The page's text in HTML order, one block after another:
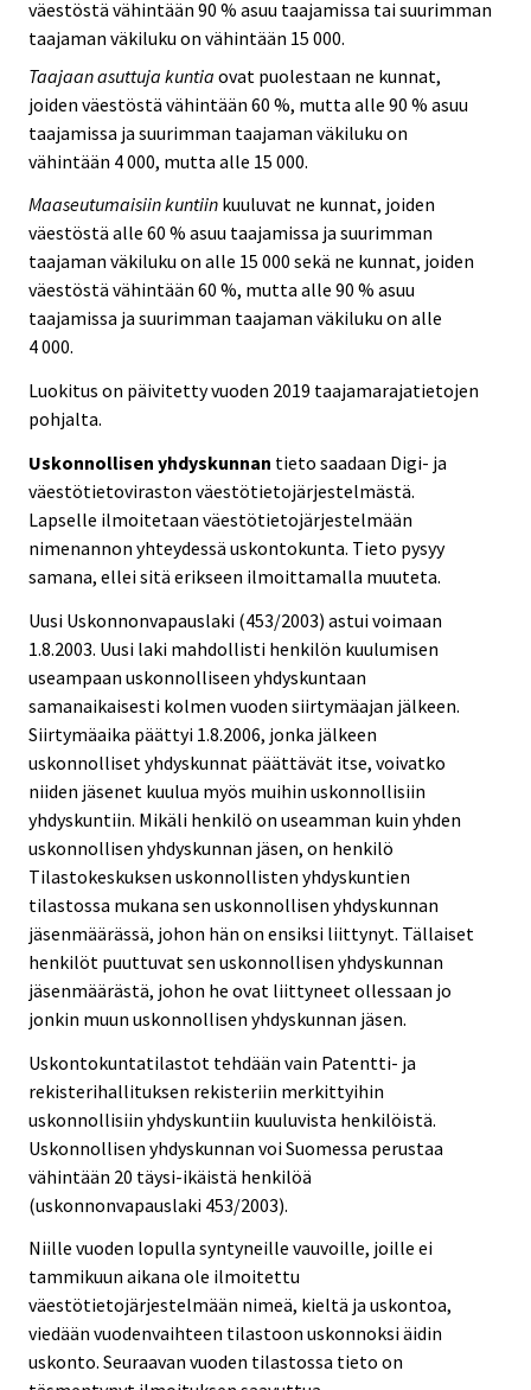
väestöstä vähintään 90 % asuu taajamissa tai suurimman
taajaman väkiluku on vähintään 15 000.
Taajaan asuttuja kuntia ovat puolestaan ne kunnat,
joiden väestöstä vähintään 60 %, mutta alle 90 % asuu
taajamissa ja suurimman taajaman väkiluku on
vähintään 4 000, mutta alle 15 000.
Maaseutumaisiin kuntiin kuuluvat ne kunnat, joiden
väestöstä alle 60 % asuu taajamissa ja suurimman
taajaman väkiluku on alle 15 000 sekä ne kunnat, joiden
väestöstä vähintään 60 %, mutta alle 90 % asuu
taajamissa ja suurimman taajaman väkiluku on alle
4 000.
Luokitus on päivitetty vuoden 2019 taajamarajatietojen
pohjalta.
Uskonnollisen yhdyskunnan tieto saadaan Digi- ja
väestötietoviraston väestötietojärjestelmästä.
Lapselle ilmoitetaan väestötietojärjestelmään
nimenannon yhteydessä uskontokunta. Tieto pysyy
samana, ellei sitä erikseen ilmoittamalla muuteta.
Uusi Uskonnonvapauslaki (453/2003) astui voimaan
1.8.2003. Uusi laki mahdollisti henkilön kuulumisen
useampaan uskonnolliseen yhdyskuntaan
samanaikaisesti kolmen vuoden siirtymäajan jälkeen.
Siirtymäaika päättyi 1.8.2006, jonka jälkeen
uskonnolliset yhdyskunnat päättävät itse, voivatko
niiden jäsenet kuulua myös muihin uskonnollisiin
yhdyskuntiin. Mikäli henkilö on useamman kuin yhden
uskonnollisen yhdyskunnan jäsen, on henkilö
Tilastokeskuksen uskonnollisten yhdyskuntien
tilastossa mukana sen uskonnollisen yhdyskunnan
jäsenmäärässä, johon hän on ensiksi liittynyt. Tällaiset
henkilöt puuttuvat sen uskonnollisen yhdyskunnan
jäsenmäärästä, johon he ovat liittyneet ollessaan jo
jonkin muun uskonnollisen yhdyskunnan jäsen.
Uskontokuntatilastot tehdään vain Patentti- ja
rekisterihallituksen rekisteriin merkittyihin
uskonnollisiin yhdyskuntiin kuuluvista henkilöistä.
Uskonnollisen yhdyskunnan voi Suomessa perustaa
vähintään 20 täysi-ikäistä henkilöä
(uskonnonvapauslaki 453/2003).
Niille vuoden lopulla syntyneille vauvoille, joille ei
tammikuun aikana ole ilmoitettu
väestötietojärjestelmään nimeä, kieltä ja uskontoa,
viedään vuodenvaihteen tilastoon uskonnoksi äidin
uskonto. Seuraavan vuoden tilastossa tieto on